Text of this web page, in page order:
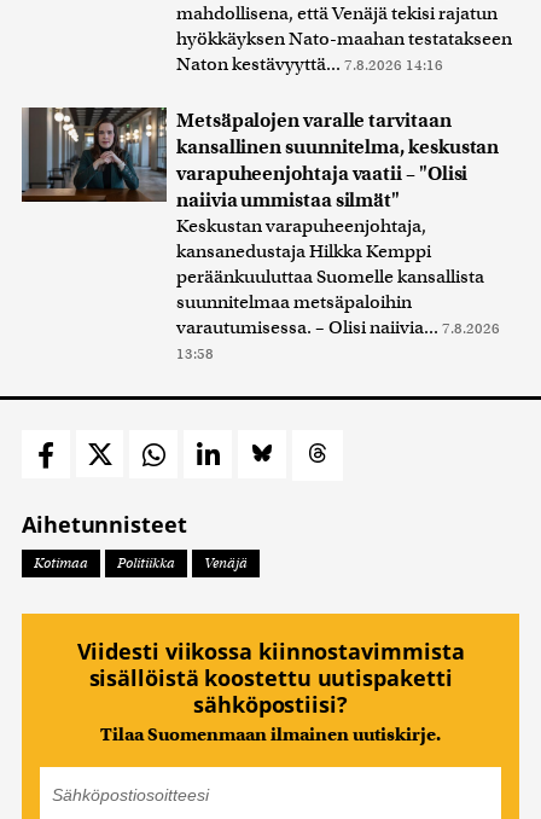
mahdollisena, että Venäjä tekisi rajatun
hyökkäyksen Nato-maahan testatakseen
Naton kestävyyttä... 7.8.2026 14:16
Metsäpalojen varalle tarvitaan
kansallinen suunnitelma, keskustan
varapuheenjohtaja vaatii – "Olisi
naiivia ummistaa silmät"
Keskustan varapuheenjohtaja,
kansanedustaja Hilkka Kemppi
peräänkuuluttaa Suomelle kansallista
suunnitelmaa metsäpaloihin
varautumisessa. – Olisi naiivia... 7.8.2026
13:58
Aihetunnisteet
Kotimaa Politiikka Venäjä
Viidesti viikossa kiinnostavimmista
sisällöistä koostettu uutispaketti
sähköpostiisi?
Tilaa Suomenmaan ilmainen uutiskirje.